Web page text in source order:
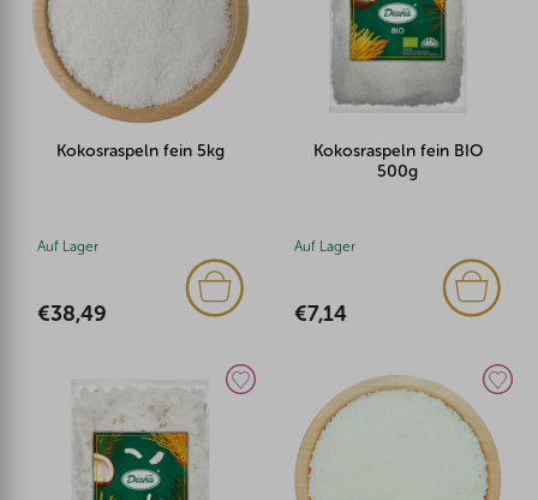
Kokosraspeln fein 5kg
Auf Lager
€38,49
Kokosraspeln fein BIO
500g
Auf Lager
€7,14